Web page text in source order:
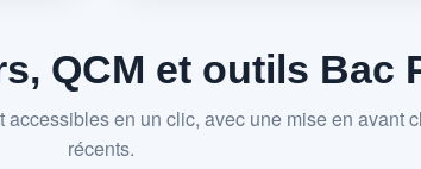
QCM et outils Bac
en un clic, avec une mise en avant
récents.